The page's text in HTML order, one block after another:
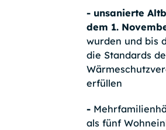
- unsanierte
dem 1.
wurden und bis
die Standards
erfüllen
-
als fünf